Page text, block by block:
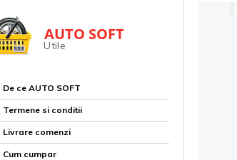
AUTO SOFT
Utile
De ce AUTO SOFT
Termene si conditii
Livrare comenzi
Cum cumpar